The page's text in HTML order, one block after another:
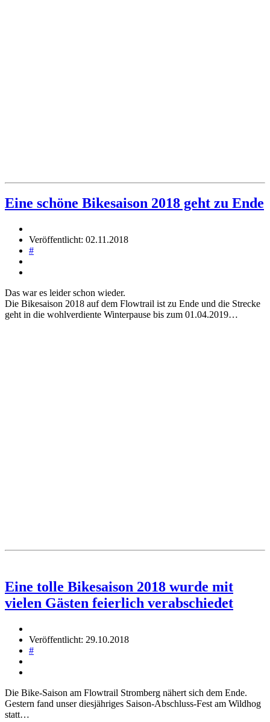
Eine schöne Bikesaison 2018 geht zu Ende
Veröffentlicht: 02.11.2018
#
Das war es leider schon wieder.
Die Bikesaison 2018 auf dem Flowtrail ist zu Ende und die Strecke
geht in die wohlverdiente Winterpause bis zum 01.04.2019…
Eine tolle Bikesaison 2018 wurde mit
vielen Gästen feierlich verabschiedet
Veröffentlicht: 29.10.2018
#
Die Bike-Saison am Flowtrail Stromberg nähert sich dem Ende.
Gestern fand unser diesjähriges Saison-Abschluss-Fest am Wildhog
statt…